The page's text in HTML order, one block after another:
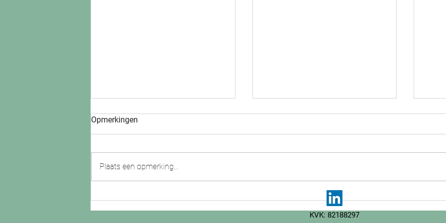
WOZ-heffing op zonnepanelen
op gehuurde daken: uitspraak
Opmerkingen
Plaats een opmerking...
KVK: 82188297